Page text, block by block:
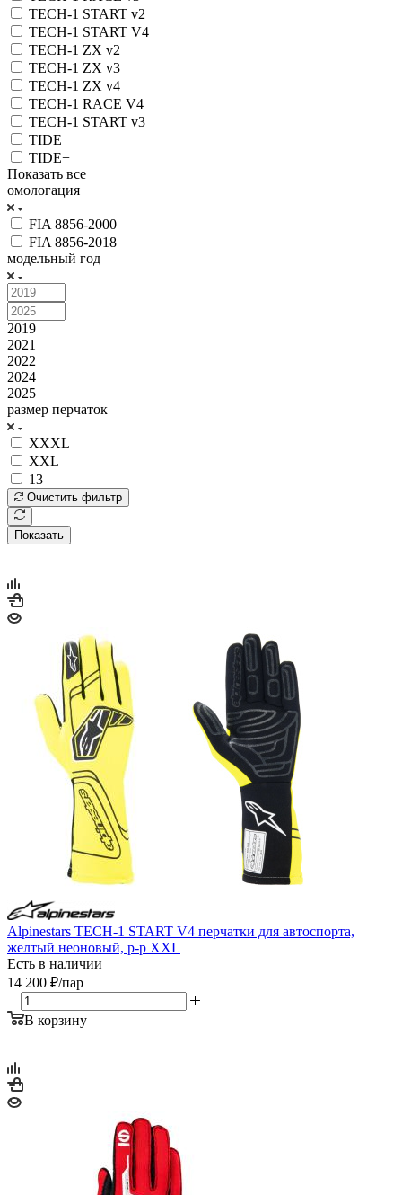
TECH-1 START v2
TECH-1 START V4
TECH-1 ZX v2
TECH-1 ZX v3
TECH-1 ZX v4
TECH-1 RACE V4
TECH-1 START v3
TIDE
TIDE+
Показать все
омологация
FIA 8856-2000
FIA 8856-2018
модельный год
2019
2021
2022
2024
2025
размер перчаток
XXXL
XXL
13
Очистить фильтр
Показать
Alpinestars TECH-1 START V4 перчатки для автоспорта,
желтый неоновый, р-р XXL
Есть в наличии
14 200 ₽/пар
В корзину